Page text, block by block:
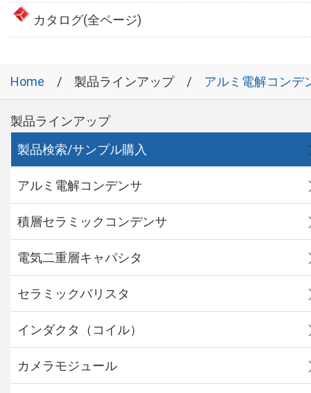
カタログ(全ページ)
Home 製品ラインアップ アルミ電解コンデ
製品ラインアップ
製品検索/サンプル購入
アルミ電解コンデンサ
積層セラミックコンデンサ
電気二重層キャパシタ
セラミックバリスタ
インダクタ（コイル）
カメラモジュール